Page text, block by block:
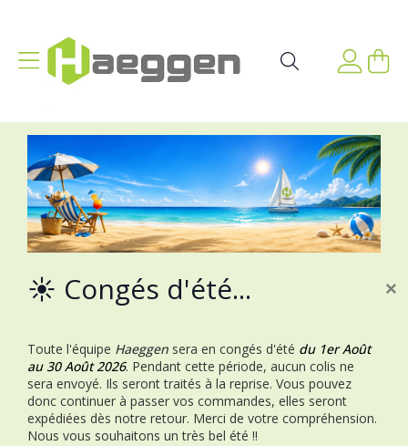
Affichage navigation Mon
☀️ Congés d'été...
Toute l'équipe Haeggen sera en congés d'été du 1er Août
au 30 Août 2026. Pendant cette période, aucun colis ne
sera envoyé. Ils seront traités à la reprise. Vous pouvez
donc continuer à passer vos commandes, elles seront
expédiées dès notre retour. Merci de votre compréhension.
Nous vous souhaitons un très bel été !!
×